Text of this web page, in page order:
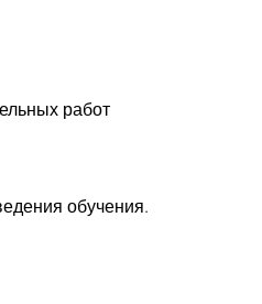
работ
обучения.